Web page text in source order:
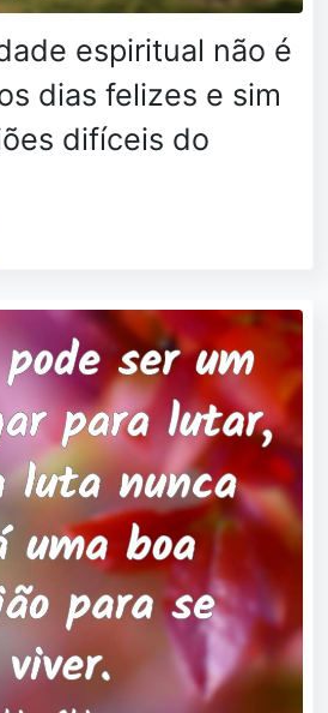
espiritual não é
dias felizes e sim
difíceis do